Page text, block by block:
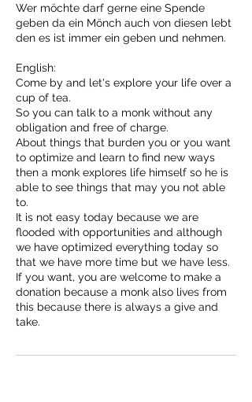
Wer möchte darf gerne eine Spende
geben da ein Mönch auch von diesen lebt
den es ist immer ein geben und nehmen.
English:
Come by and let's explore your life over a
cup of tea.
So you can talk to a monk without any
obligation and free of charge.
About things that burden you or you want
to optimize and learn to find new ways
then a monk explores life himself so he is
able to see things that may you not able
to.
It is not easy today because we are
flooded with opportunities and although
we have optimized everything today so
that we have more time but we have less.
If you want, you are welcome to make a
donation because a monk also lives from
this because there is always a give and
take.